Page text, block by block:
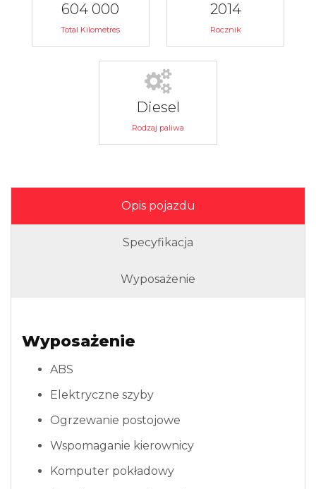
604 000
Total Kilometres
2014
Rocznik
Diesel
Rodzaj paliwa
Opis pojazdu
Specyfikacja
Wyposażenie
Wyposażenie
ABS
Elektryczne szyby
Ogrzewanie postojowe
Wspomaganie kierownicy
Komputer pokładowy